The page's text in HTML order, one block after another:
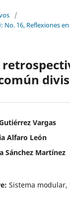
/
No. 16, Reflexiones
Vargas
Alfaro León
Sánchez Martínez
Sistema modular,